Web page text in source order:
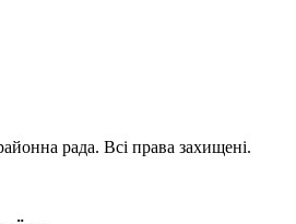
рада. Всі права захищені.